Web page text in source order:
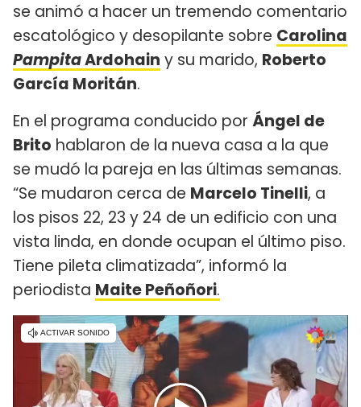
se animó a hacer un tremendo comentario
escatológico y desopilante sobre Carolina
PampitaArdohain y su marido, Roberto
García Moritán.
En el programa conducido por Ángel de
Brito hablaron de la nueva casa a la que
se mudó la pareja en las últimas semanas.
“Se mudaron cerca de Marcelo Tinelli, a
los pisos 22, 23 y 24 de un edificio con una
vista linda, en donde ocupan el último piso.
Tiene pileta climatizada”, informó la
periodista Maite Peñoñori.